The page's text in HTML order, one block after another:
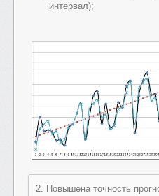
интервал);
2. Повышена точность